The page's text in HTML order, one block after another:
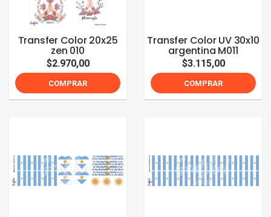
Transfer Color 20x25
zen 010
$2.970,00
COMPRAR
Transfer Color UV 30x10
argentina M011
$3.115,00
COMPRAR